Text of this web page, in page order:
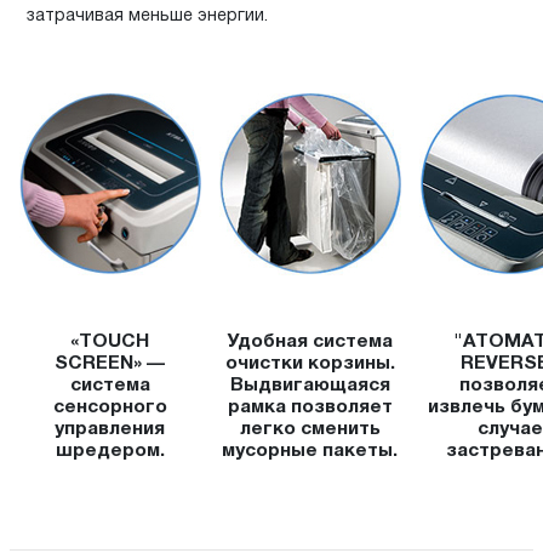
затрачивая меньше энергии.
«TOUCH
SCREEN» —
система
сенсорного
управления
шредером.
Удобная система
очистки корзины.
Выдвигающаяся
рамка позволяет
легко сменить
мусорные пакеты.
извлечь
случае